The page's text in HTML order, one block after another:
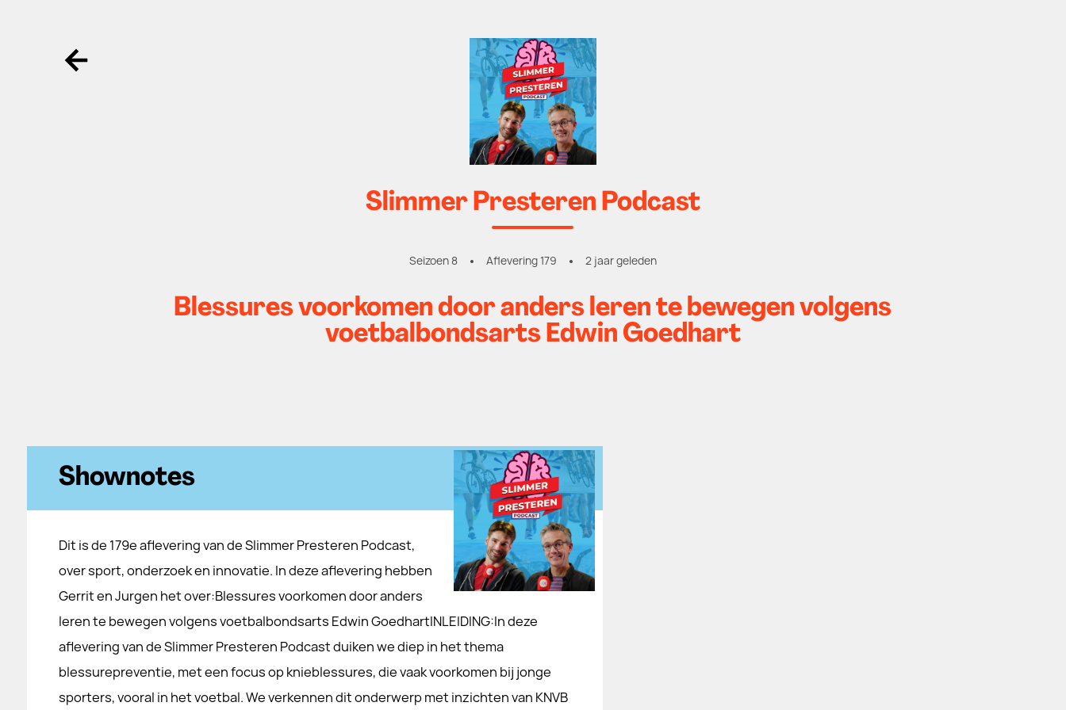
Ga terug
Slimmer Presteren Podcast
Seizoen 8 Aflevering 179 2 jaar geleden
Blessures voorkomen door anders leren te bewegen volgens
voetbalbondsarts Edwin Goedhart
Shownotes
Dit is de 179e aflevering van de Slimmer Presteren Podcast,
over sport, onderzoek en innovatie. In deze aflevering hebben
Gerrit en Jurgen het over:Blessures voorkomen door anders
leren te bewegen volgens voetbalbondsarts Edwin GoedhartINLEIDING:In deze
aflevering van de Slimmer Presteren Podcast duiken we diep in het thema
blessurepreventie, met een focus op knieblessures, die vaak voorkomen bij jonge
sporters, vooral in het voetbal. We verkennen dit onderwerp met inzichten van KNVB